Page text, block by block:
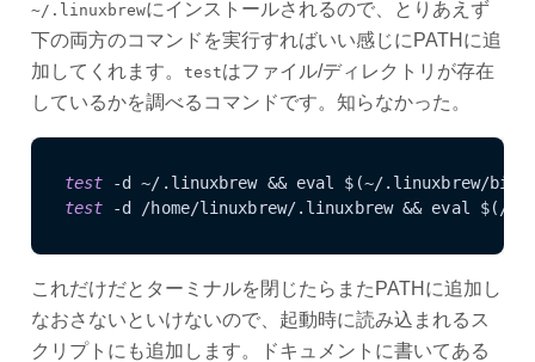
~/.linuxbrewにインストールされるので、とりあえず
下の両方のコマンドを実行すればいい感じにPATHに追
加してくれます。 testはファイル/ディレクトリが存在
しているかを調べるコマンドです。知らなかった。
test
test
これだけだとターミナルを閉じたらまたPATHに追加し
なおさないといけないので、起動時に読み込まれるス
クリプトにも追加します。ドキュメントに書いてある